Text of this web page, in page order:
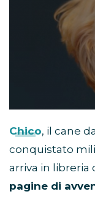
Chico, il cane
conquistato
arriva in libreria
pagine di